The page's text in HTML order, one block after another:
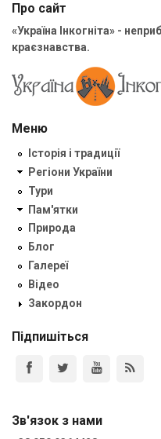
Про сайт
«Україна Інкогніта» -
краєзнавства.
Меню
Історія і традиції
Регіони України
Тури
Пам'ятки
Природа
Блог
Галереї
Відео
Закордон
Підпишіться
Зв'язок з нами